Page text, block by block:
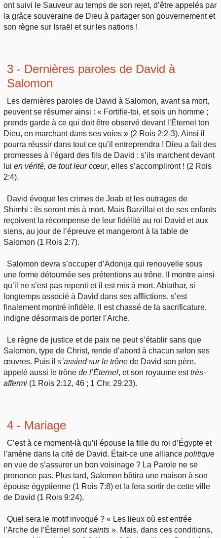
ont suivi le Sauveur au temps de son rejet, d’être appelés par
la grâce souveraine de Dieu à partager son gouvernement et
son règne sur Israël et sur les nations !
3 - Dernières paroles de David à
Salomon
Les dernières paroles de David à Salomon, avant sa mort,
peuvent se résumer ainsi : « Fortifie-toi, et sois un homme ;
prends garde à ce qui doit être observé devant l’Éternel ton
Dieu, en marchant dans ses voies » (2 Rois 2:2-3). Ainsi il
pourra réussir dans tout ce qu’il entreprendra ! Dieu a fait des
promesses à l’égard des fils de David : s’ils marchent devant
lui en vérité, de tout leur cœur, elles s’accompliront ! (2 Rois
2:4).
David évoque les crimes de Joab et les outrages de
Shimhi : ils seront mis à mort. Mais Barzillaï et de ses enfants
reçoivent la récompense de leur fidélité au roi David et aux
siens, au jour de l’épreuve et mangeront à la table de
Salomon (1 Rois 2:7).
Salomon devra s’occuper d’Adonija qui renouvelle sous
une forme détournée ses prétentions au trône. Il montre ainsi
qu’il ne s’est pas repenti et il est mis à mort. Abiathar, si
longtemps associé à David dans ses afflictions, s’est
finalement montré infidèle. Il est chassé de la sacrificature,
indigne désormais de porter l’Arche.
Le règne de justice et de paix ne peut s’établir sans que
Salomon, type de Christ, rende d’abord à chacun selon ses
œuvres. Puis il s’assiedsur le trône de David son père,
appelé aussi le trône de l’Éternel, et son royaume esttrès-
affermi (1 Rois 2:12, 46 ; 1 Chr. 29:23).
4 - Mariage
C’est à ce moment-là qu’il épouse la fille du roi d’Égypte et
l’amène dans la cité de David. Était-ce une alliance politique
en vue de s’assurer un bon voisinage ? La Parole ne se
prononce pas. Plus tard, Salomon bâtira une maison à son
épouse égyptienne (1 Rois 7:8) et la fera sortir de cette ville
de David (1 Rois 9:24).
Quel sera le motif invoqué ? « Les lieux où est entrée
l’Arche de l’Éternel sontsaints ». Mais, dans ces conditions,